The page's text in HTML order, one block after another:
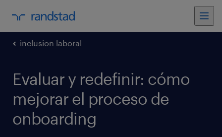
inclusion laboral
Evaluar y redefinir: cómo
mejorar el proceso de
onboarding